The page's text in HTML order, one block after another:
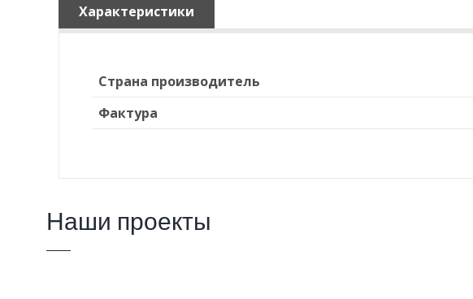
Характеристики
Страна производитель
Фактура
Наши проекты